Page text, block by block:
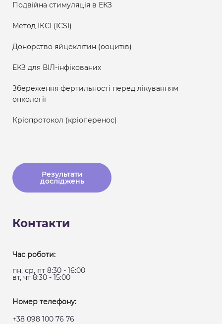
Подвійна стимуляція в ЕКЗ
Метод ІКСІ (ICSI)
Донорство яйцеклітин (ооцитів)
ЕКЗ для ВІЛ-інфікованих
Збереження фертильності перед лікуванням
онкології
Кріопротокол (кріоперенос)
Результати
досліджень
Контакти
Час роботи:
пн, ср, пт 8:30 - 16:00
вт, чт 8:30 - 15:00
Номер телефону:
+38 098 100 76 76